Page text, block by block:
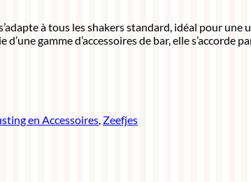
à tous les shakers standard, idéal pour
gamme d’accessoires de bar, elle s’accorde
en Accessoires, Zeefjes